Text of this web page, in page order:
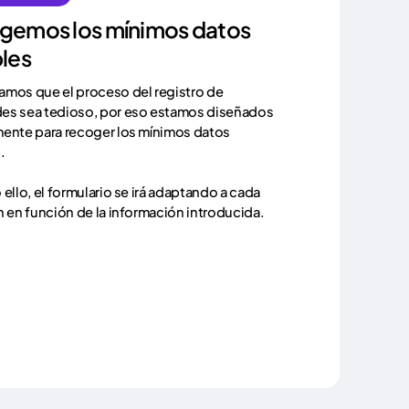
los mínimos datos
que el proceso del registro de
sea tedioso, por eso estamos diseñados
para recoger los mínimos datos
el formulario se irá adaptando a cada
en función de la información introducida.